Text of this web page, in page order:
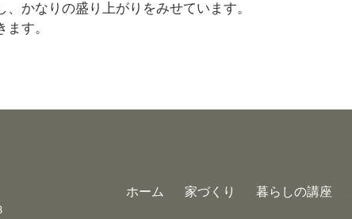
かなりの盛り上がりをみせています。
す。
ホーム 家づくり 暮らしの講座